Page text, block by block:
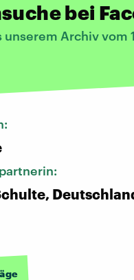
bei
unserem Archiv vom